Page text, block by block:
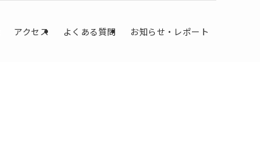
アクセス よくある質問 お知らせ・レポート